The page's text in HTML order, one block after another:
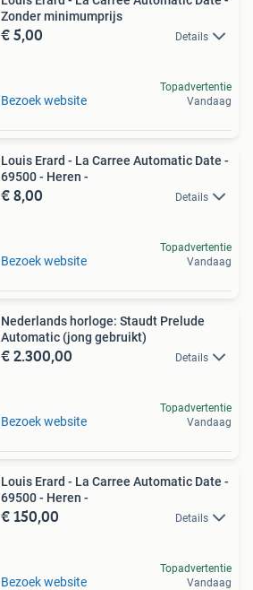
Zonder minimumprijs
€ 5,00 Details
Bezoek website
Topadvertentie
Vandaag
Louis Erard - La Carree Automatic Date -
69500 - Heren -
€ 8,00 Details
Bezoek website
Topadvertentie
Vandaag
Nederlands horloge: Staudt Prelude
Automatic (jong gebruikt)
€ 2.300,00 Details
Bezoek website
Topadvertentie
Vandaag
Louis Erard - La Carree Automatic Date -
69500 - Heren -
€ 150,00 Details
Bezoek website
Topadvertentie
Vandaag